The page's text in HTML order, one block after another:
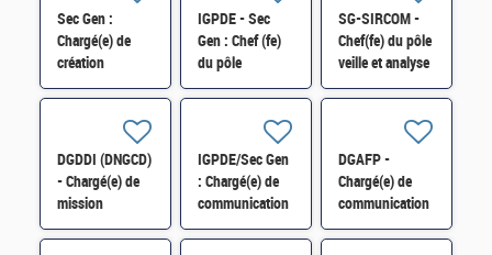
agents
comptables" -
2FCE-2B
externe H/F
Sec Gen :
Chargé(e) de
création
graphique
Contrat court
H/F
IGPDE - Sec
Gen : Chef (fe)
du pôle
"Synthèse et
SG-SIRCOM -
Chef(fe) du pôle
veille et analyse
des dynamiques
DGDDI (DNGCD)
- Chargé(e) de
mission
communication
IGPDE/Sec Gen
: Chargé(e) de
communication
- CDD 6 mois
DGAFP -
Chargé(e) de
communication
(Mission